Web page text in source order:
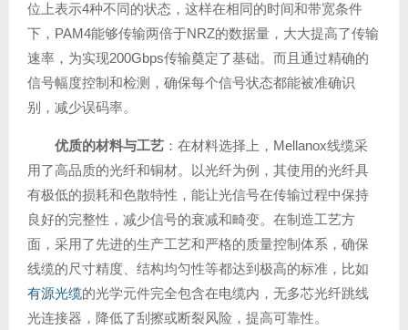
位上表示4种不同的状态，这样在相同的时间和带宽条件
下，PAM4能够传输两倍于NRZ的数据量，大大提高了传输
速率，为实现200Gbps传输奠定了基础。而且通过精确的
信号幅度控制和检测，确保每个信号状态都能被准确识
别，减少误码率。
优质的材料与工艺 ：在材料选择上，Mellanox线缆采
用了高品质的光纤和铜材。以光纤为例，其使用的光纤具
有极低的损耗和色散特性，能让光信号在传输过程中保持
良好的完整性，减少信号的衰减和畸变。在制造工艺方
面，采用了先进的生产工艺和严格的质量控制体系，确保
线缆的尺寸精度、结构均匀性等都达到极高的标准，比如
有源光缆的光学元件完全包含在电缆内，无多芯光纤跳线
光连接器，降低了刮擦或断裂风险，提高可靠性。